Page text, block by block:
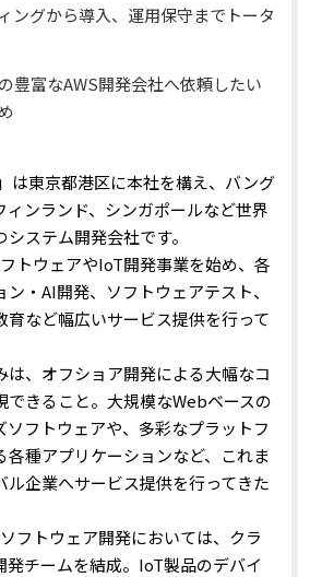
ングから導入、運用保守までトータ
豊富なAWS開発会社へ依頼したい
は東京都港区に本社を構え、バング
ィンランド、シンガポールなど世界
ステム開発会社です。
トウェアやIoT開発事業を始め、各
・AI開発、ソフトウェアテスト、
育など幅広いサービス提供を行って
は、オフショア開発による大幅なコ
きること。 大規模なWebベースの
ソフトウェアや、多彩なプラットフ
各種アプリケーションなど、これま
ル企業へサービス提供を行ってきた
フトウェア開発においては、クラ
チームを結成。 IoT製品のデバイ